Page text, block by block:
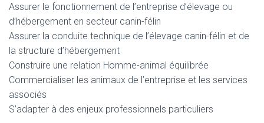
Assurer le fonctionnement de l’entreprise d’élevage ou
d’hébergement en secteur canin-félin
Assurer la conduite technique de l’élevage canin-félin et de
la structure d’hébergement
Construire une relation Homme-animal équilibrée
Commercialiser les animaux de l’entreprise et les services
associés
S’adapter à des enjeux professionnels particuliers